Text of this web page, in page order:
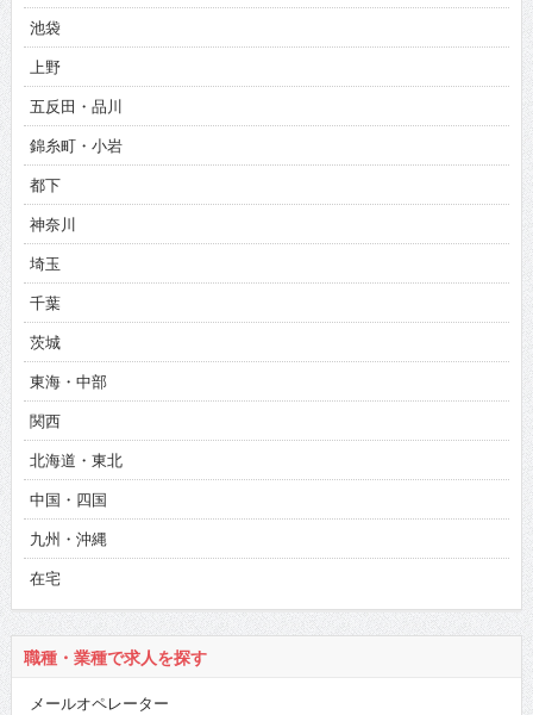
池袋
上野
五反田・品川
錦糸町・小岩
都下
神奈川
埼玉
千葉
茨城
東海・中部
関西
北海道・東北
中国・四国
九州・沖縄
在宅
職種・業種で求人を探す
メールオペレーター